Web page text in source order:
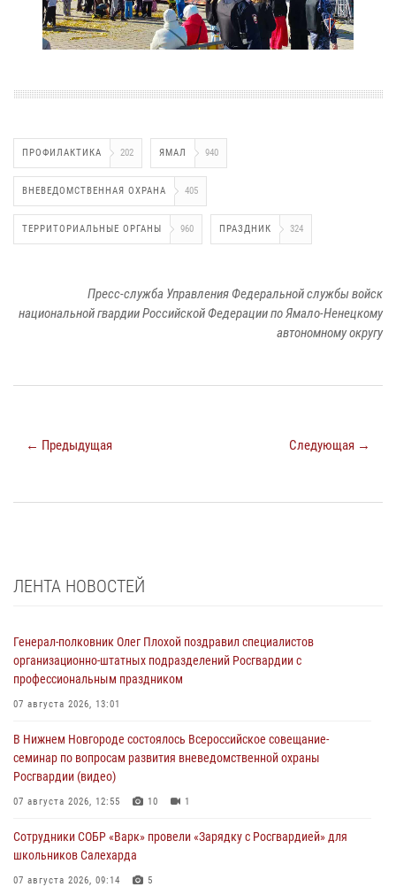
ПРОФИЛАКТИКА 202 ЯМАЛ 940
ВНЕВЕДОМСТВЕННАЯ ОХРАНА 405
ТЕРРИТОРИАЛЬНЫЕ ОРГАНЫ 960 ПРАЗДНИК 324
Пресс-служба Управления Федеральной службы войск
национальной гвардии Российской Федерации по Ямало-Ненецкому
автономному округу
← Предыдущая Следующая →
ЛЕНТА НОВОСТЕЙ
Генерал-полковник Олег Плохой поздравил специалистов
организационно-штатных подразделений Росгвардии с
профессиональным праздником
07 августа 2026, 13:01
В Нижнем Новгороде состоялось Всероссийское совещание-
семинар по вопросам развития вневедомственной охраны
Росгвардии (видео)
07 августа 2026, 12:55 10 1
Сотрудники СОБР «Варк» провели «Зарядку с Росгвардией» для
школьников Салехарда
07 августа 2026, 09:14 5